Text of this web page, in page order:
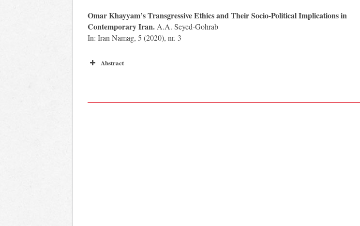
Omar Khayyam’s Transgressive Ethics and Their Socio-Political Implications in
Contemporary Iran. A.A. Seyed-Gohrab
In: Iran Namag, 5 (2020), nr. 3
Abstract